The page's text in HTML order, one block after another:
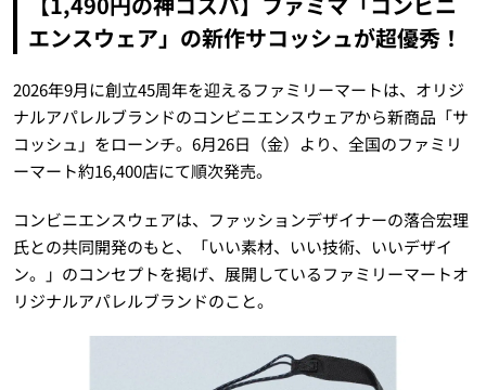
エンスウェア」の新作サコッシュが超優秀！
2026年9月に創立45周年を迎えるファミリーマートは、オリジ
ナルアパレルブランドのコンビニエンスウェアから新商品「サ
コッシュ」をローンチ。6月26日（金）より、全国のファミリ
ーマート約16,400店にて順次発売。
コンビニエンスウェアは、ファッションデザイナーの落合宏理
氏との共同開発のもと、「いい素材、いい技術、いいデザイ
ン。」のコンセプトを掲げ、展開しているファミリーマートオ
リジナルアパレルブランドのこと。